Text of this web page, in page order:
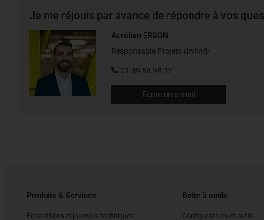
Je me réjouis par avance de répondre à vos
Aurélien ERSON
Responsable Projets drylin®
01.49.84.98.12
Ecrire un e-mail
Produits & Services
Échantillons et journées techniques
Boîte à outils
Configurateurs et outils